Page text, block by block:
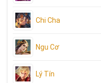
Chi Cha
Ngu Cơ
Lý Tín